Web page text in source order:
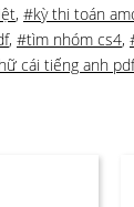
, #kỳ thi toán
, #tìm nhóm cs4,
cái tiếng anh pdf